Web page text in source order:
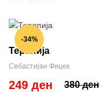
-34%
Терапија
Себастијан Фицек
380 ден
249 ден